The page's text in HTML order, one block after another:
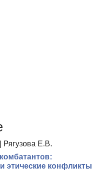
Рягузова Е.В.
этические конфликты